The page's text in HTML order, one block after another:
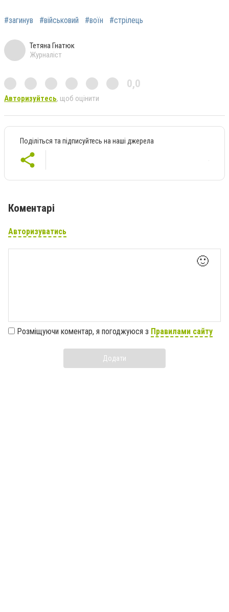
#загинув #військовий #воїн #стрілець
Тетяна Гнатюк
Журналіст
0,0
Авторизуйтесь, щоб оцінити
Поділіться та підписуйтесь на наші джерела
Коментарі
Авторизуватись
🙂
Розміщуючи коментар, я погоджуюся з Правилами сайту
Додати